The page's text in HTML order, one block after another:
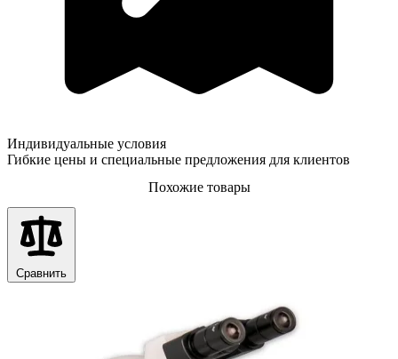
Индивидуальные условия
Гибкие цены и специальные предложения для клиентов
Похожие товары
Сравнить